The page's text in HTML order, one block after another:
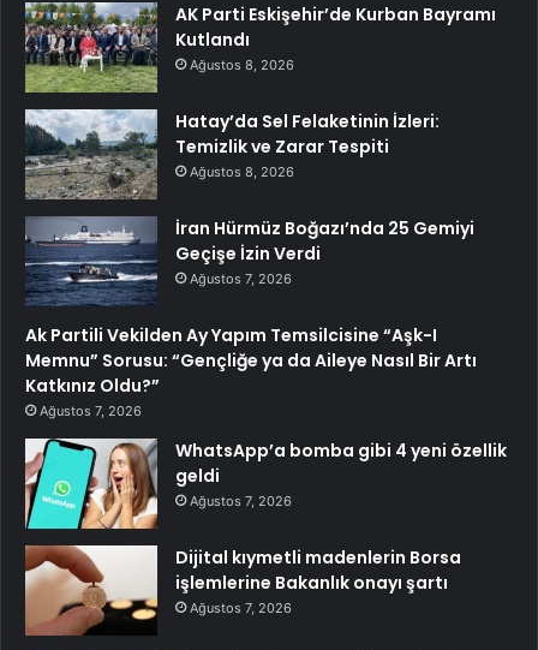
AK Parti Eskişehir’de Kurban Bayramı
Kutlandı
Ağustos 8, 2026
Hatay’da Sel Felaketinin İzleri:
Temizlik ve Zarar Tespiti
Ağustos 8, 2026
İran Hürmüz Boğazı’nda 25 Gemiyi
Geçişe İzin Verdi
Ağustos 7, 2026
Ak Partili Vekilden Ay Yapım Temsilcisine “Aşk-I
Memnu” Sorusu: “Gençliğe ya da Aileye Nasıl Bir Artı
Katkınız Oldu?”
Ağustos 7, 2026
WhatsApp’a bomba gibi 4 yeni özellik
geldi
Ağustos 7, 2026
Dijital kıymetli madenlerin Borsa
işlemlerine Bakanlık onayı şartı
Ağustos 7, 2026